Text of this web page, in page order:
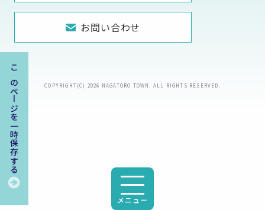
メニュー
このページを一時保存する
お問い合わせ
COPYRIGHT(C) 2026 NAGATORO TOWN. ALL RIGHTS RESERVED.